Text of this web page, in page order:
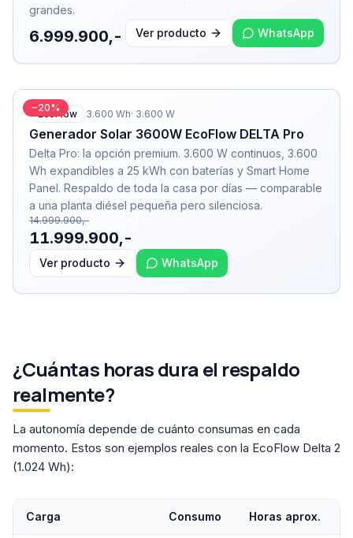
grandes.
6.999.900,- Ver producto WhatsApp
−20%
EcoFlow 3.600 Wh· 3.600 W
Generador Solar 3600W EcoFlow DELTA Pro
Delta Pro: la opción premium. 3.600 W continuos, 3.600
Wh expandibles a 25 kWh con baterías y Smart Home
Panel. Respaldo de toda la casa por días — comparable
a una planta diésel pequeña pero silenciosa.
14.999.900,-
11.999.900,-
Ver producto WhatsApp
¿Cuántas horas dura el respaldo
realmente?
La autonomía depende de cuánto consumas en cada
momento. Estos son ejemplos reales con la EcoFlow Delta 2
(1.024 Wh):
Carga Consumo Horas aprox.